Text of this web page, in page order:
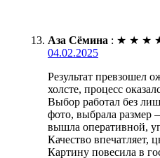
Аза Сёмина : ★ ★ ★
04.02.2025
Результат превзошел
холсте, процесс
Выбор работал без
фото, выбрала размер
вышла оперативной,
Качество впечатляет,
Картину повесила в